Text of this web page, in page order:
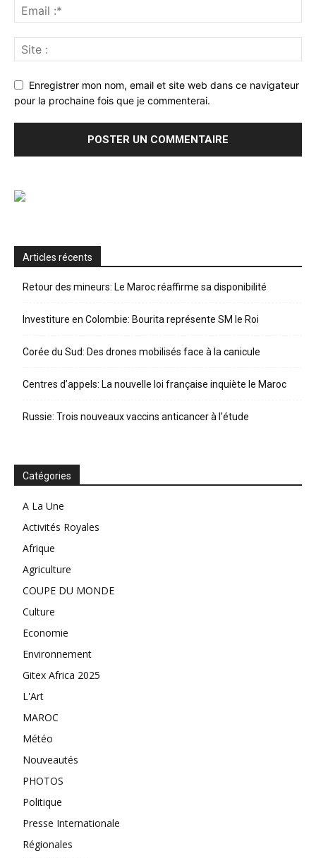
Enregistrer mon nom, email et site web dans ce navigateur
pour la prochaine fois que je commenterai.
Articles récents
Retour des mineurs: Le Maroc réaffirme sa disponibilité
Investiture en Colombie: Bourita représente SM le Roi
Corée du Sud: Des drones mobilisés face à la canicule
Centres d’appels: La nouvelle loi française inquiète le Maroc
Russie: Trois nouveaux vaccins anticancer à l’étude
Catégories
A La Une
Activités Royales
Afrique
Agriculture
COUPE DU MONDE
Culture
Economie
Environnement
Gitex Africa 2025
L'Art
MAROC
Météo
Nouveautés
PHOTOS
Politique
Presse Internationale
Régionales